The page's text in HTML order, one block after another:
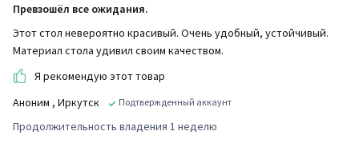
Превзошёл все ожидания.
Этот стол невероятно красивый. Очень удобный, устойчивый.
Материал стола удивил своим качеством.
Я рекомендую этот товар
Аноним , Иркутск Подтвержденный аккаунт
Продолжительность владения 1 неделю